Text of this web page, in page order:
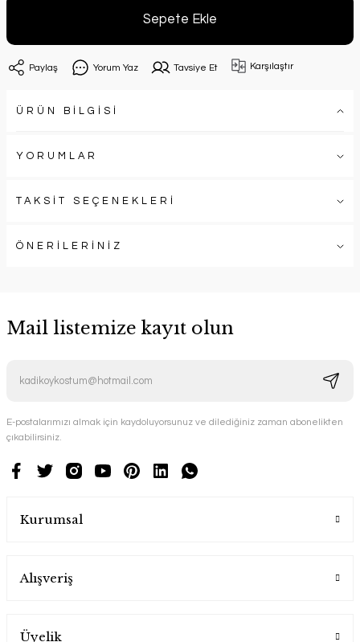
Sepete Ekle
Paylaş Yorum Yaz Tavsiye Et Karşılaştır
ÜRÜN BİLGİSİ
YORUMLAR
TAKSİT SEÇENEKLERİ
ÖNERİLERİNİZ
Mail listemize kayıt olun
E-postalarımızı almak için kaydoluyorsunuz ve dilediğiniz zaman abonelikten
çıkabilirsiniz.
Kurumsal
Alışveriş
Üyelik